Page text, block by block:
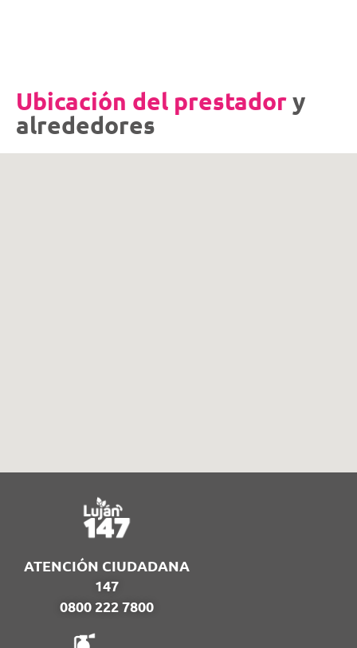
Ubicación del prestadory
alrededores
ATENCIÓN CIUDADANA
147
0800 222 7800